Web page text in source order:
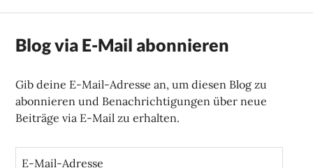
Blog via E-Mail abonnieren
Gib deine E-Mail-Adresse an, um diesen Blog zu
abonnieren und Benachrichtigungen über neue
Beiträge via E-Mail zu erhalten.